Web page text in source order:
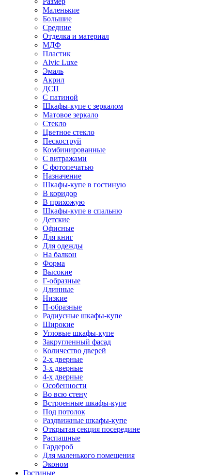
Маленькие
Большие
Средние
Отделка и материал
МДФ
Пластик
Alvic Luxe
Эмаль
Акрил
ДСП
С патиной
Шкафы-купе с зеркалом
Матовое зеркало
Стекло
Цветное стекло
Пескоструй
Комбинированные
С витражами
С фотопечатью
Назначение
Шкафы-купе в гостиную
В коридор
В прихожую
Шкафы-купе в спальню
Детские
Офисные
Для книг
Для одежды
На балкон
Форма
Высокие
Г-образные
Длинные
Низкие
П-образные
Радиусные шкафы-купе
Широкие
Угловые шкафы-купе
Закругленный фасад
Количество дверей
2-х дверные
3-х дверные
4-х дверные
Особенности
Во всю стену
Встроенные шкафы-купе
Под потолок
Раздвижные шкафы-купе
Открытая секция посередине
Распашные
Гардероб
Для маленького помещения
Эконом
Гостиные